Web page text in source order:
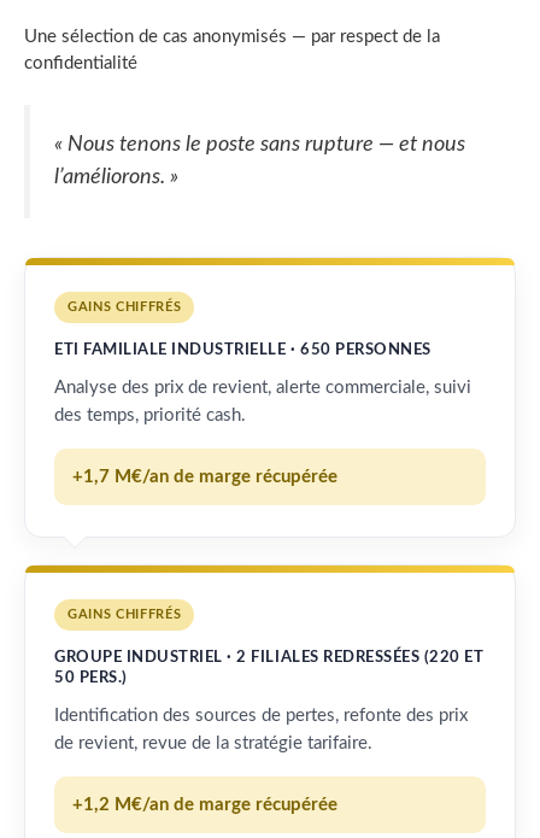
Une sélection de cas anonymisés — par respect de la
confidentialité
« Nous tenons le poste sans rupture — et nous
l’améliorons. »
GAINS CHIFFRÉS
ETI FAMILIALE INDUSTRIELLE · 650 PERSONNES
Analyse des prix de revient, alerte commerciale, suivi
des temps, priorité cash.
+1,7 M€/an de marge récupérée
GAINS CHIFFRÉS
GROUPE INDUSTRIEL · 2 FILIALES REDRESSÉES (220 ET
50 PERS.)
Identification des sources de pertes, refonte des prix
de revient, revue de la stratégie tarifaire.
+1,2 M€/an de marge récupérée